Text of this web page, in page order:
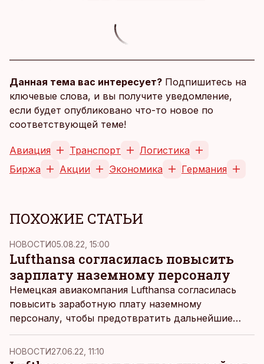
Данная тема вас интересует? Подпишитесь на
ключевые слова, и вы получите уведомление,
если будет опубликовано что-то новое по
соответствующей теме!
Авиация Транспорт
Логистика
Биржа
Акции Экономика Германия
ПОХОЖИЕ СТАТЬИ
НОВОСТИ05.08.22, 15:00
Lufthansa согласилась повысить
зарплату наземному персоналу
Немецкая авиакомпания Lufthansa согласилась
повысить заработную плату наземному
персоналу, чтобы предотвратить дальнейшие
забастовки, сообщает Bloomberg.
НОВОСТИ27.06.22, 11:10